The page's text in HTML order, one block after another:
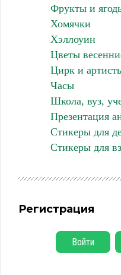
Фрукты и
Хомячки
Хэллоуин
Цветы
Цирк и
Часы
Школа, вуз,
Презентация
Стикеры для
Стикеры для
Регистрация
Войти